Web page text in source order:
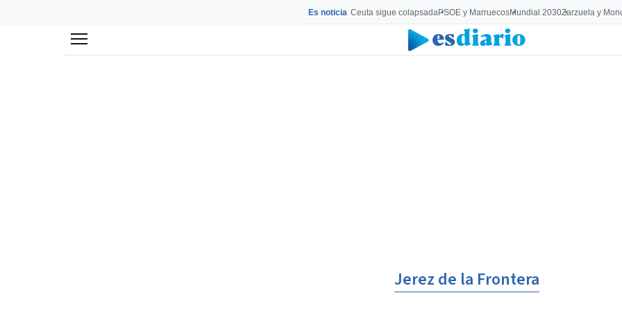
Es noticia Ceuta sigue colapsadaPSOE y MarruecosMundial 2030Zarzuela y
Menú
Jerez de la Frontera